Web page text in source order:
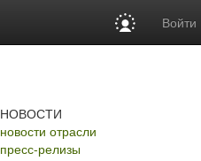
Войти
НОВОСТИ
новости отрасли
пресс-релизы